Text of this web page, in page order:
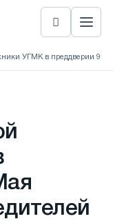
УГМК в преддверии 9 Мая